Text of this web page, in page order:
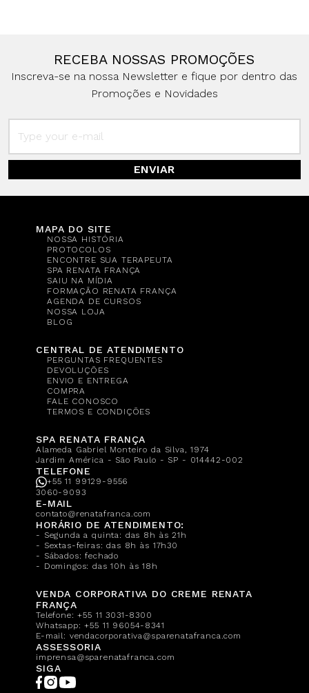
RECEBA NOSSAS PROMOÇÕES
Inscreva-se na nossa Newsletter e fique por dentro das
Promoções e Novidades
ENVIAR
MAPA DO SITE
NOSSA HISTÓRIA
PROTOCOLOS
ENCONTRE SUA TERAPEUTA
SPA RENATA FRANÇA
SAIU NA MÍDIA
FORMAÇÃO RENATA FRANÇA
AGENDA DE CURSOS
NOSSA LOJA
BLOG
CENTRAL DE ATENDIMENTO
PERGUNTAS FREQUENTES
DEVOLUÇÕES
ENVIO E ENTREGA
COMPRA
FALE CONOSCO
TERMOS E CONDIÇÕES
SPA RENATA FRANÇA
Alameda Gabriel Monteiro da Silva, 1974
Jardim América - São Paulo - SP - 014442-002
TELEFONE
+55 11 99129-9556
3060-9093
E-MAIL
contato@renatafranca.com
HORÁRIO DE ATENDIMENTO:
- Segunda a quinta: das 8h às 21h
- Sextas-feiras: das 8h às 17h30
- Sábados: fechado
- Domingos: das 10h às 18h
VENDA CORPORATIVA DO CREME RENATA
FRANÇA
Telefone:+55 11 3031-8300
Whatsapp:+55 11 96054-8341
E-mail: vendacorporativa@sparenatafranca.com
ASSESSORIA
imprensa@sparenatafranca.com
SIGA